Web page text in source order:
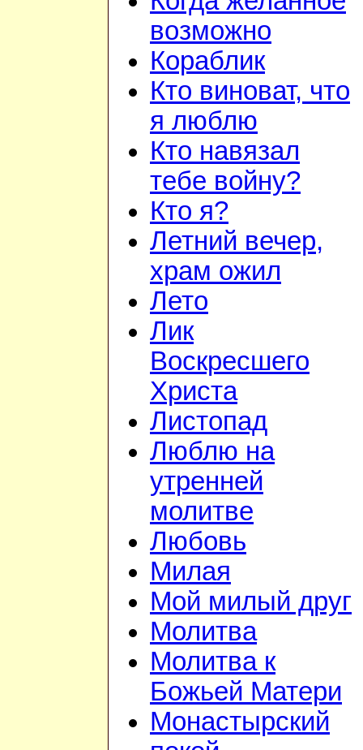
возможно
Кораблик
Кто виноват, что
я люблю
Кто навязал
тебе войну?
Кто я?
Летний вечер,
храм ожил
Лето
Лик
Воскресшего
Христа
Листопад
Люблю на
утренней
молитве
Любовь
Милая
Мой милый друг
Молитва
Молитва к
Божьей Матери
Монастырский